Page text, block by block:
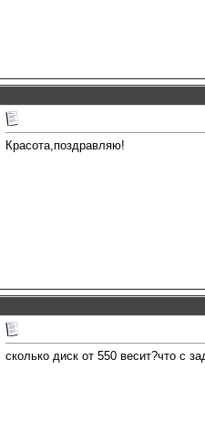
Красота,поздравляю!
сколько диск от 550 весит?что с